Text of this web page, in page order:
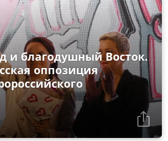
и благодушный Восток.
оппозиция